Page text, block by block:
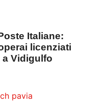
Italiane:
licenziati
Vidigulfo